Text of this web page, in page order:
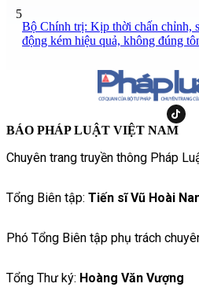
5
Bộ Chính trị: Kịp thời chấn chỉnh,
động kém hiệu quả, không đúng
BÁO PHÁP LUẬT VIỆT NAM
Chuyên trang truyền thông Pháp
Tổng Biên tập: Tiến sĩ Vũ Hoài
Phó Tổng Biên tập phụ trách
Tổng Thư ký: Hoàng Văn Vượng